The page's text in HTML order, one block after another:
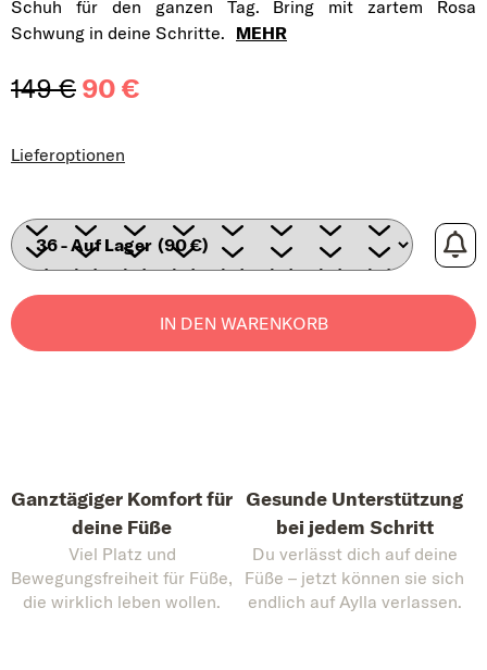
Schuh für den ganzen Tag. Bring mit zartem Rosa
Schwung in deine Schritte. MEHR
149 € 90 €
Lieferoptionen
IN DEN WARENKORB
Ganztägiger Komfort für
deine Füße
Viel Platz und
Bewegungsfreiheit für Füße,
die wirklich leben wollen.
Gesunde Unterstützung
bei jedem Schritt
Du verlässt dich auf deine
Füße – jetzt können sie sich
endlich auf Aylla verlassen.